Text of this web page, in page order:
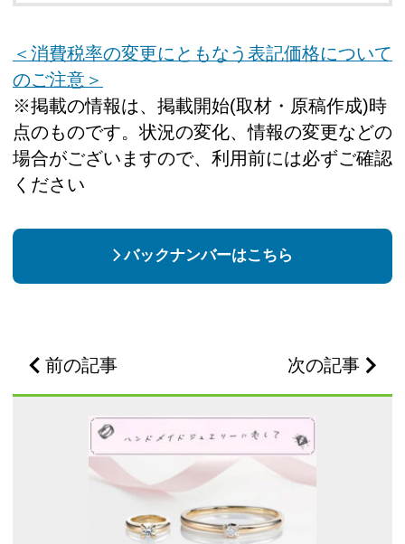
＜消費税率の変更にともなう表記価格について
のご注意＞
※掲載の情報は、掲載開始(取材・原稿作成)時
点のものです。状況の変化、情報の変更などの
場合がございますので、利用前には必ずご確認
ください
バックナンバーはこちら
前の記事 次の記事